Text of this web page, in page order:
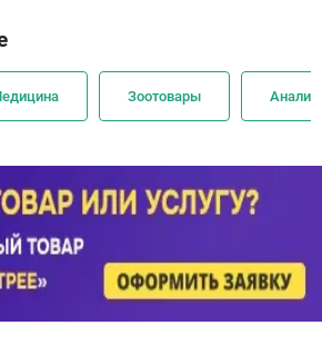
Зоотовары